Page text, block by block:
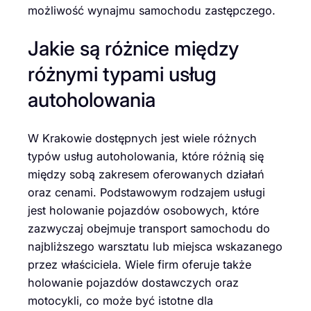
możliwość wynajmu samochodu zastępczego.
Jakie są różnice między
różnymi typami usług
autoholowania
W Krakowie dostępnych jest wiele różnych
typów usług autoholowania, które różnią się
między sobą zakresem oferowanych działań
oraz cenami. Podstawowym rodzajem usługi
jest holowanie pojazdów osobowych, które
zazwyczaj obejmuje transport samochodu do
najbliższego warsztatu lub miejsca wskazanego
przez właściciela. Wiele firm oferuje także
holowanie pojazdów dostawczych oraz
motocykli, co może być istotne dla